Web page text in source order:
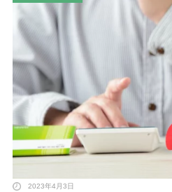
2023年4月3日